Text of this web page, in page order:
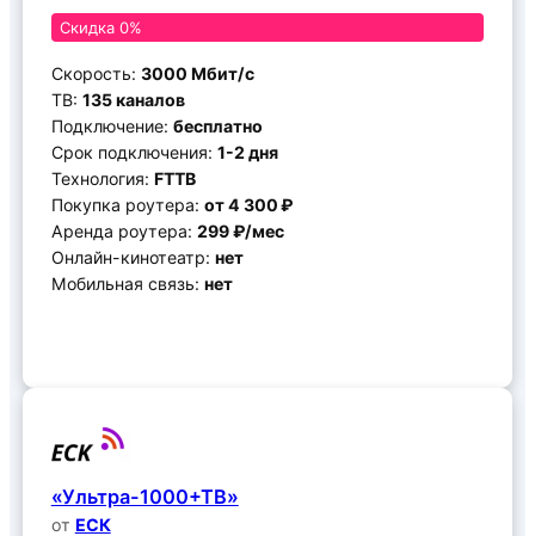
Скидка 0%
Скорость: 3000 Мбит/с
ТВ: 135 каналов
Подключение: бесплатно
Срок подключения: 1-2 дня
Технология: FTTB
Покупка роутера: от 4 300 ₽
Аренда роутера: 299 ₽/мес
Онлайн-кинотеатр: нет
Мобильная связь: нет
«Ультра-1000+ТВ»
от ЕСК